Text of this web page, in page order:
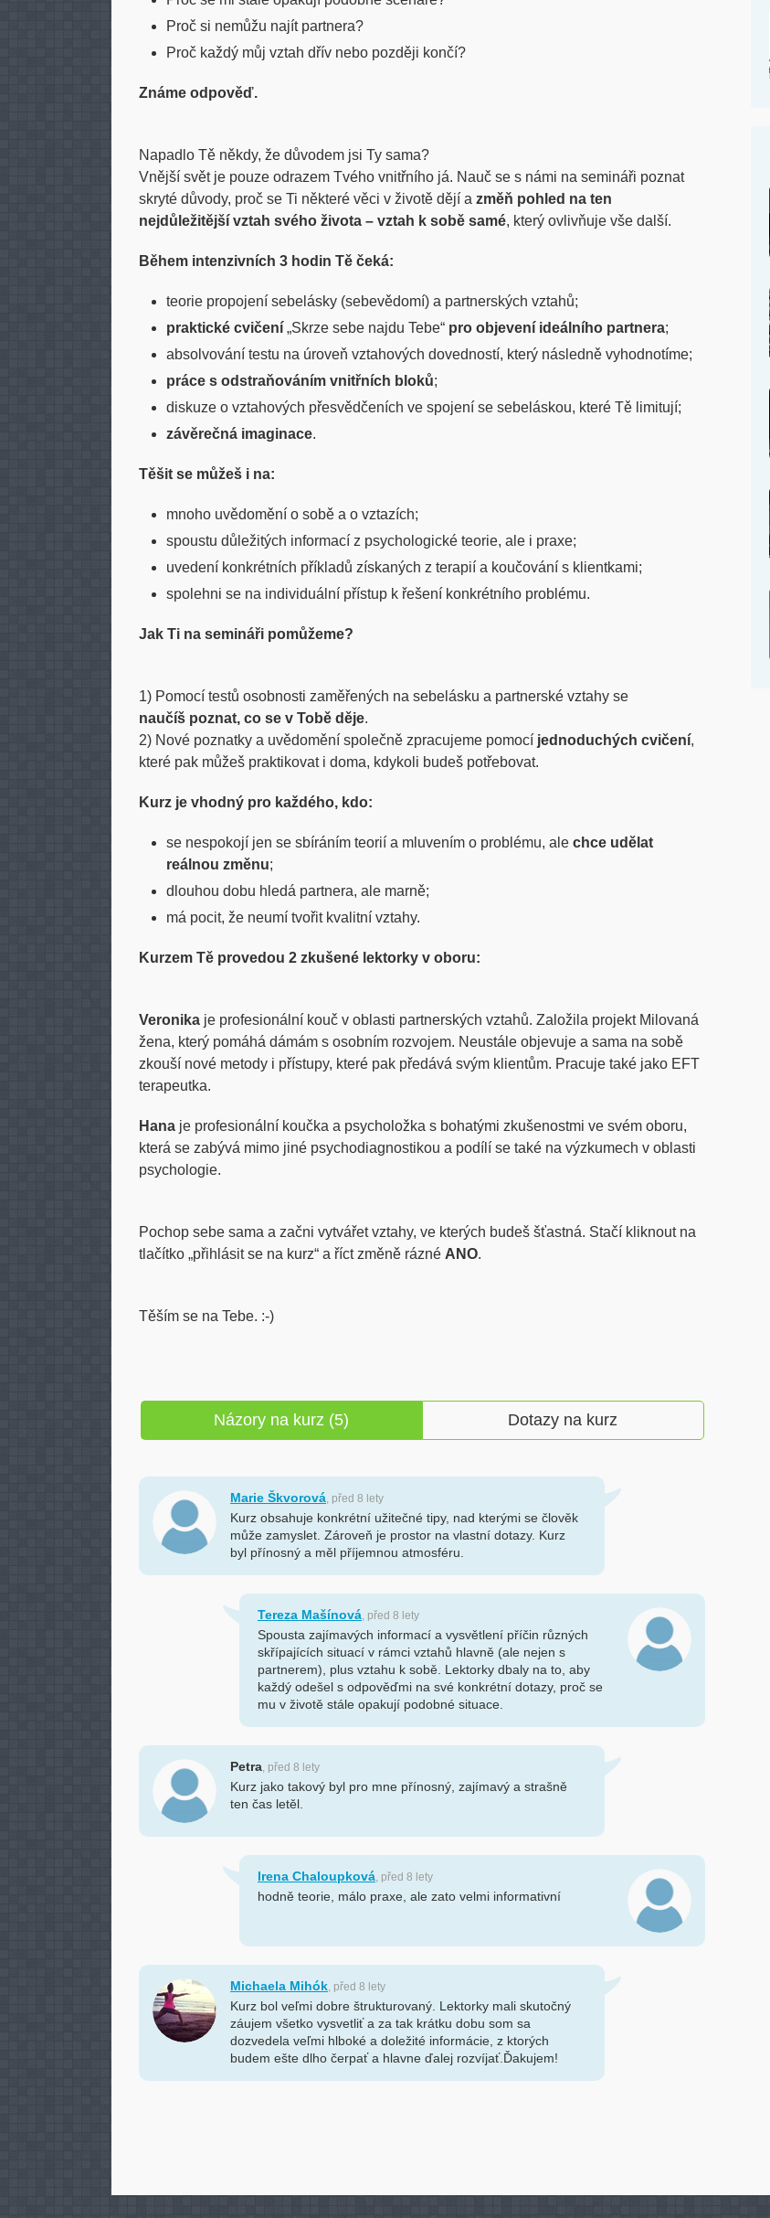
Proč si nemůžu najít partnera?
Proč každý můj vztah dřív nebo později končí?
Známe odpověď.
Napadlo Tě někdy, že důvodem jsi Ty sama?
Vnější svět je pouze odrazem Tvého vnitřního já. Nauč se s námi na semináři poznat
skryté důvody, proč se Ti některé věci v životě dějí a změň pohled na ten
nejdůležitější vztah svého života – vztah k sobě samé, který ovlivňuje vše další.
Během intenzivních 3 hodin Tě čeká:
teorie propojení sebelásky (sebevědomí) a partnerských vztahů;
praktické cvičení „Skrze sebe najdu Tebe“ pro objevení ideálního partnera;
absolvování testu na úroveň vztahových dovedností, který následně vyhodnotíme;
práce s odstraňováním vnitřních bloků;
diskuze o vztahových přesvědčeních ve spojení se sebeláskou, které Tě limitují;
závěrečná imaginace.
Těšit se můžeš i na:
mnoho uvědomění o sobě a o vztazích;
spoustu důležitých informací z psychologické teorie, ale i praxe;
uvedení konkrétních příkladů získaných z terapií a koučování s klientkami;
spolehni se na individuální přístup k řešení konkrétního problému.
Jak Ti na semináři pomůžeme?
1) Pomocí testů osobnosti zaměřených na sebelásku a partnerské vztahy se
naučíš poznat, co se v Tobě děje.
2) Nové poznatky a uvědomění společně zpracujeme pomocí jednoduchých cvičení,
které pak můžeš praktikovat i doma, kdykoli budeš potřebovat.
Kurz je vhodný pro každého, kdo:
se nespokojí jen se sbíráním teorií a mluvením o problému, ale chce udělat
reálnou změnu;
dlouhou dobu hledá partnera, ale marně;
má pocit, že neumí tvořit kvalitní vztahy.
Kurzem Tě provedou 2 zkušené lektorky v oboru:
Veronika je profesionální kouč v oblasti partnerských vztahů. Založila projekt Milovaná
žena, který pomáhá dámám s osobním rozvojem. Neustále objevuje a sama na sobě
zkouší nové metody i přístupy, které pak předává svým klientům. Pracuje také jako EFT
terapeutka.
Hana je profesionální koučka a psycholožka s bohatými zkušenostmi ve svém oboru,
která se zabývá mimo jiné psychodiagnostikou a podílí se také na výzkumech v oblasti
psychologie.
Pochop sebe sama a začni vytvářet vztahy, ve kterých budeš šťastná. Stačí kliknout na
tlačítko „přihlásit se na kurz“ a říct změně rázné ANO.
Těším se na Tebe. :-)
Názory na kurz (5) Dotazy na kurz
Marie Škvorová, před 8 lety
Kurz obsahuje konkrétní užitečné tipy, nad kterými se člověk
může zamyslet. Zároveň je prostor na vlastní dotazy. Kurz
byl přínosný a měl příjemnou atmosféru.
Tereza Mašínová, před 8 lety
Spousta zajímavých informací a vysvětlení příčin různých
skřípajících situací v rámci vztahů hlavně (ale nejen s
partnerem), plus vztahu k sobě. Lektorky dbaly na to, aby
každý odešel s odpověďmi na své konkrétní dotazy, proč se
mu v životě stále opakují podobné situace.
Petra, před 8 lety
Kurz jako takový byl pro mne přínosný, zajímavý a strašně
ten čas letěl.
Irena Chaloupková, před 8 lety
hodně teorie, málo praxe, ale zato velmi informativní
Michaela Mihók, před 8 lety
Kurz bol veľmi dobre štrukturovaný. Lektorky mali skutočný
záujem všetko vysvetliť a za tak krátku dobu som sa
dozvedela veľmi hlboké a doležité informácie, z ktorých
budem ešte dlho čerpať a hlavne ďalej rozvíjať.Ďakujem!